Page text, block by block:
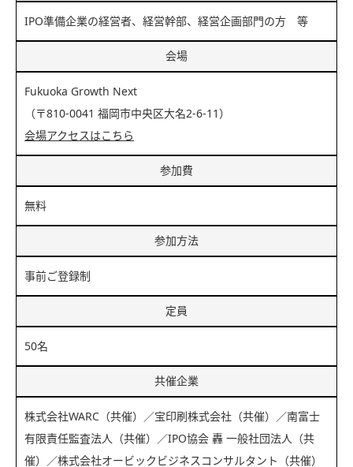
IPO準備企業の経営者、経営幹部、経営企画部門の方 等
会場
Fukuoka Growth Next
（〒810-0041 福岡市中央区大名2-6-11）
会場アクセスはこちら
参加費
無料
参加方法
事前ご登録制
定員
50名
共催企業
株式会社WARC（共催）／宝印刷株式会社（共催）／南富士
有限責任監査法人（共催）／IPO協会 轟 一般社団法人（共
催）／株式会社オービックビジネスコンサルタント（共催）